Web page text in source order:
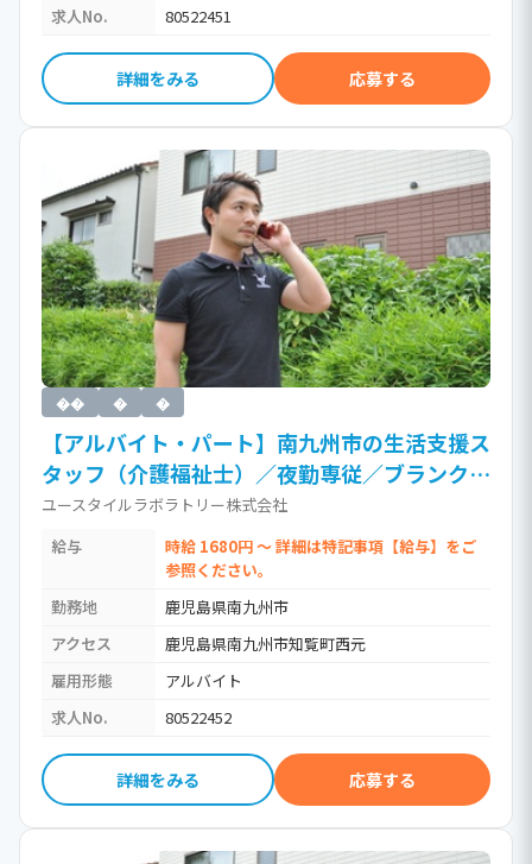
求人No.
80522451
詳細をみる 応募する
�� � �
【アルバイト・パート】南九州市の生活支援ス
タッフ（介護福祉士）／夜勤専従／ブランク
OK・直行直帰がうれしい訪問介護（時給
1,680円以上）［Jb］ / 介護福祉士・社会福祉
士・社会福祉主事
ユースタイルラボラトリー株式会社
給与
時給 1680円 ～ 詳細は特記事項【給与】をご
参照ください。
勤務地
鹿児島県南九州市
アクセス
鹿児島県南九州市知覧町西元
雇用形態
アルバイト
求人No.
80522452
詳細をみる 応募する